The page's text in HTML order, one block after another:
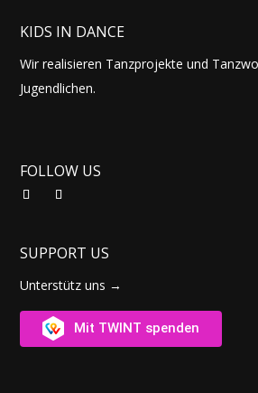
KIDS IN DANCE
Wir realisieren Tanzprojekte und
Jugendlichen.
FOLLOW US
SUPPORT US
Unterstütz uns →
Mit TWINT spenden